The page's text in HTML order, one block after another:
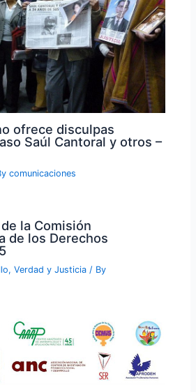
ofrece disculpas
Saúl Cantoral y otros –
comunicaciones
la Comisión
de los Derechos
,Verdad y Justicia / By